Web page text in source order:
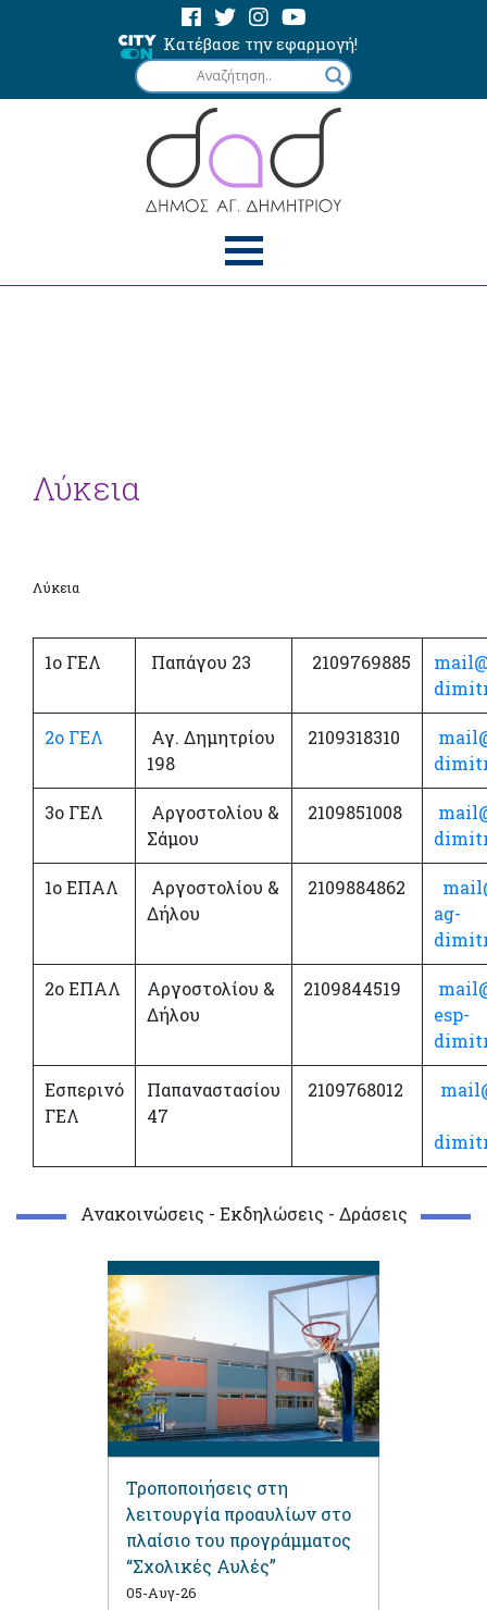
Κατέβασε την εφαρμογή!
Λύκεια
Λύκεια
1ο ΓΕΛ Παπάγου 23 2109769885
2ο ΓΕΛ
Αγ. Δημητρίου
198
2109318310
3ο ΓΕΛ
Αργοστολίου &
Σάμου
2109851008
1ο ΕΠΑΛ
Αργοστολίου &
Δήλου
2109884862
ag-
2ο ΕΠΑΛ
Αργοστολίου &
Δήλου
2109844519
esp-
Εσπερινό
ΓΕΛ
Παπαναστασίου
47
2109768012
Ανακοινώσεις - Εκδηλώσεις - Δράσεις
Τροποποιήσεις στη
λειτουργία προαυλίων στο
πλαίσιο του προγράμματος
“Σχολικές Αυλές”
05-Αυγ-26